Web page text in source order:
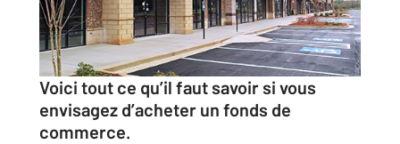
Voici tout ce qu’il faut savoir si vous
envisagez d’acheter un fonds de
commerce.